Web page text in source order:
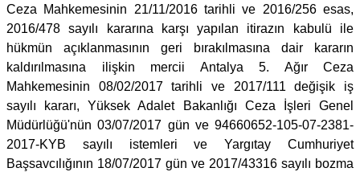
Ceza Mahkemesinin 21/11/2016 tarihli ve 2016/256 esas,
2016/478 sayılı kararına karşı yapılan itirazın kabulü ile
hükmün açıklanmasının geri bırakılmasına dair kararın
kaldırılmasına ilişkin mercii Antalya 5. Ağır Ceza
Mahkemesinin 08/02/2017 tarihli ve 2017/111 değişik iş
sayılı kararı, Yüksek Adalet Bakanlığı Ceza İşleri Genel
Müdürlüğü'nün 03/07/2017 gün ve 94660652-105-07-2381-
2017-KYB sayılı istemleri ve Yargıtay Cumhuriyet
Başsavcılığının 18/07/2017 gün ve 2017/43316 sayılı bozma